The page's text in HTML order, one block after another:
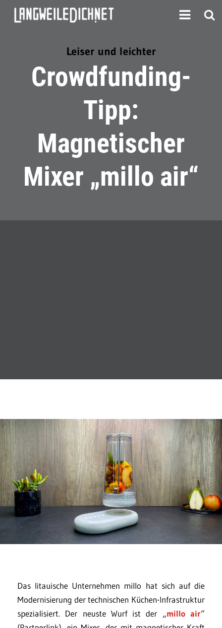
Leiser und leichter
Crowdfunding-
Tipp:
Magnetischer
Mixer „millo air“
Das litauische Unternehmen millo hat sich auf die
Modernisierung der technischen Küchen-Infrastruktur
spezialisiert. Der neuste Wurf ist der „millo air“